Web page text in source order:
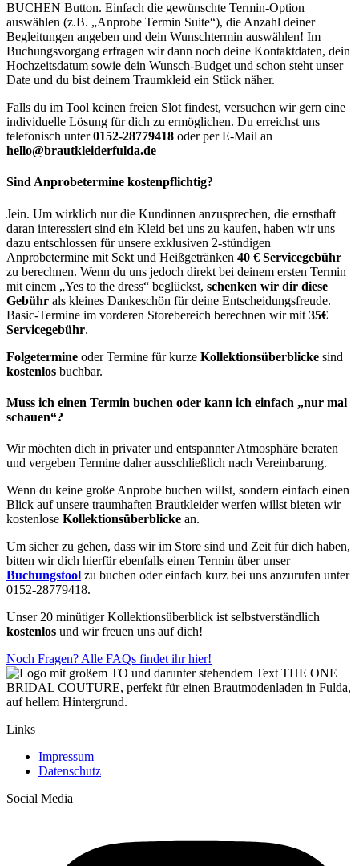
BUCHEN Button. Einfach die gewünschte Termin-Option
auswählen (z.B. „Anprobe Termin Suite“), die Anzahl deiner
Begleitungen angeben und dein Wunschtermin auswählen! Im
Buchungsvorgang erfragen wir dann noch deine Kontaktdaten, dein
Hochzeitsdatum sowie dein Wunsch-Budget und schon steht unser
Date und du bist deinem Traumkleid ein Stück näher.
Falls du im Tool keinen freien Slot findest, versuchen wir gern eine
individuelle Lösung für dich zu ermöglichen. Du erreichst uns
telefonisch unter0152-28779418 oder per E-Mail an
hello@brautkleiderfulda.de
Sind Anprobetermine kostenpflichtig?
Jein. Um wirklich nur die Kundinnen anzusprechen, die ernsthaft
daran interessiert sind ein Kleid bei uns zu kaufen, haben wir uns
dazu entschlossen für unsere exklusiven 2-stündigen
Anprobetermine mit Sekt und Heißgetränken 40 € Servicegebühr
zu berechnen. Wenn du uns jedoch direkt bei deinem ersten Termin
mit einem „Yes to the dress“ beglückst, schenken wir dir diese
Gebühr als kleines Dankeschön für deine Entscheidungsfreude.
Basic-Termine im vorderen Storebereich berechnen wir mit 35€
Servicegebühr.
Folgetermine oder Termine für kurze Kollektionsüberblicke sind
kostenlos buchbar.
Muss ich einen Termin buchen oder kann ich einfach „nur mal
schauen“?
Wir möchten dich in privater und entspannter Atmosphäre beraten
und vergeben Termine daher ausschließlich nach Vereinbarung.
Wenn du keine große Anprobe buchen willst, sondern einfach einen
Blick auf unsere traumhaften Brautkleider werfen willst bieten wir
kostenlose Kollektionsüberblicke an.
Um sicher zu gehen, dass wir im Store sind und Zeit für dich haben,
bitten wir dich hierfür ebenfalls einen Termin über unser
Buchungstool zu buchen oder einfach kurz bei uns anzurufen unter
0152-28779418.
Unser 20 minütiger Kollektionsüberblick ist selbstverständlich
kostenlos und wir freuen uns auf dich!
Noch Fragen? Alle FAQs findet ihr hier!
Links
Impressum
Datenschutz
Social Media